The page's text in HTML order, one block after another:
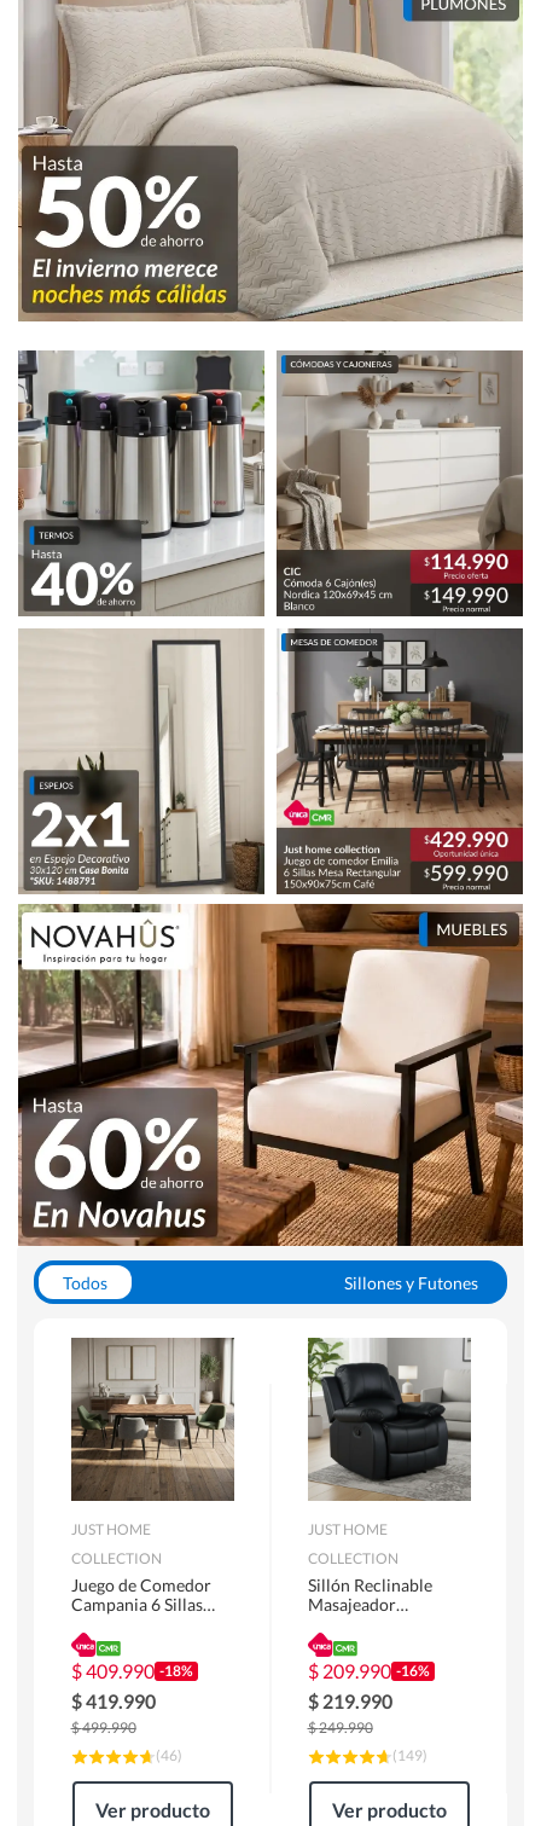
Todos
Sillones y Futones
Escritorios y Sillas PC
Racks y Muebles TV
Alfombras
JUST HOME
COLLECTION
Juego de Comedor
Campania 6 Sillas
180 x 90 x 76 cm
Café
$409.990 -18%
$419.990
$499.990
(46)
Ver producto
JUST HOME
COLLECTION
Sillón Reclinable
Masajeador
Atlanta 91x101x94
cm Negro
$ 209.990 -16%
$ 219.990
$249.990
(149)
Ver producto